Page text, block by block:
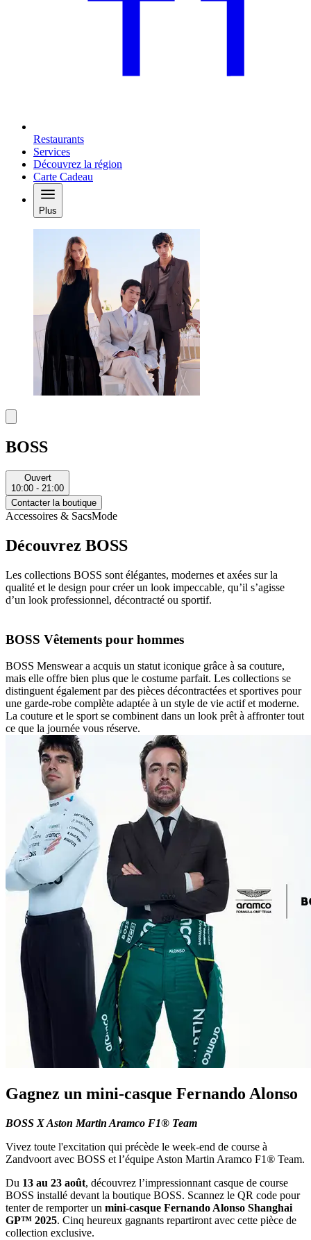
Restaurants
Services
Découvrez la région
Carte Cadeau
Plus
BOSS
Ouvert
10:00 - 21:00
Contacter la boutique
Accessoires & SacsMode
Découvrez BOSS
Les collections BOSS sont élégantes, modernes et axées sur la
qualité et le design pour créer un look impeccable, qu’il s’agisse
d’un look professionnel, décontracté ou sportif.
BOSS Vêtements pour hommes
BOSS Menswear a acquis un statut iconique grâce à sa couture,
mais elle offre bien plus que le costume parfait. Les collections se
distinguent également par des pièces décontractées et sportives pour
une garde-robe complète adaptée à un style de vie actif et moderne.
La couture et le sport se combinent dans un look prêt à affronter tout
ce que la journée vous réserve.
Gagnez un mini-casque Fernando Alonso
BOSS X Aston Martin Aramco F1® Team
Vivez toute l'excitation qui précède le week-end de course à
Zandvoort avec BOSS et l’équipe Aston Martin Aramco F1 ® Team.
Du 13 au 23 août, découvrez l’impressionnant casque de course
BOSS installé devant la boutique BOSS. Scannez le QR code pour
tenter de remporter un mini-casque Fernando Alonso Shanghai
GP™ 2025. Cinq heureux gagnants repartiront avec cette pièce de
collection exclusive.